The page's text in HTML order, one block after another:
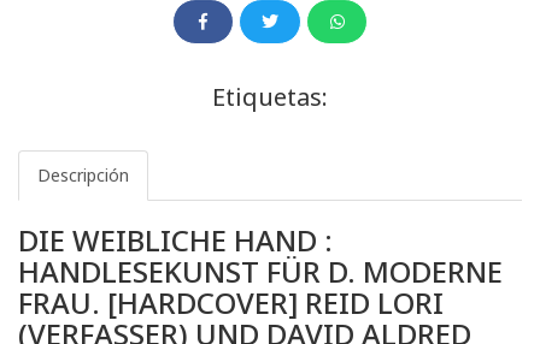
Etiquetas:
Descripción
DIE WEIBLICHE HAND :
HANDLESEKUNST FÜR D. MODERNE
FRAU. [HARDCOVER] REID LORI
(VERFASSER) UND DAVID ALDRED